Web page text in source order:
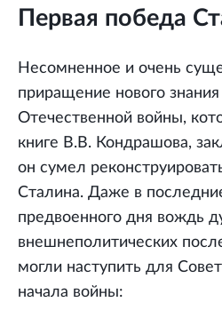
Первая победа
Несомненное и очень
приращение нового
Отечественной войны,
книге В.В. Кондрашова,
он сумел
Сталина. Даже в
предвоенного дня вождь
внешнеполитических
могли наступить для
начала войны: